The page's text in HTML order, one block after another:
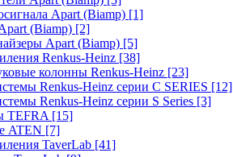
Apart (Biamp) [1]
(Biamp) [2]
Apart (Biamp) [5]
Renkus-Heinz [38]
колонны Renkus-Heinz [23]
Renkus-Heinz серии C SERIES [12]
Renkus-Heinz серии S Series [3]
TEFRA [15]
ATEN [7]
TaverLab [41]